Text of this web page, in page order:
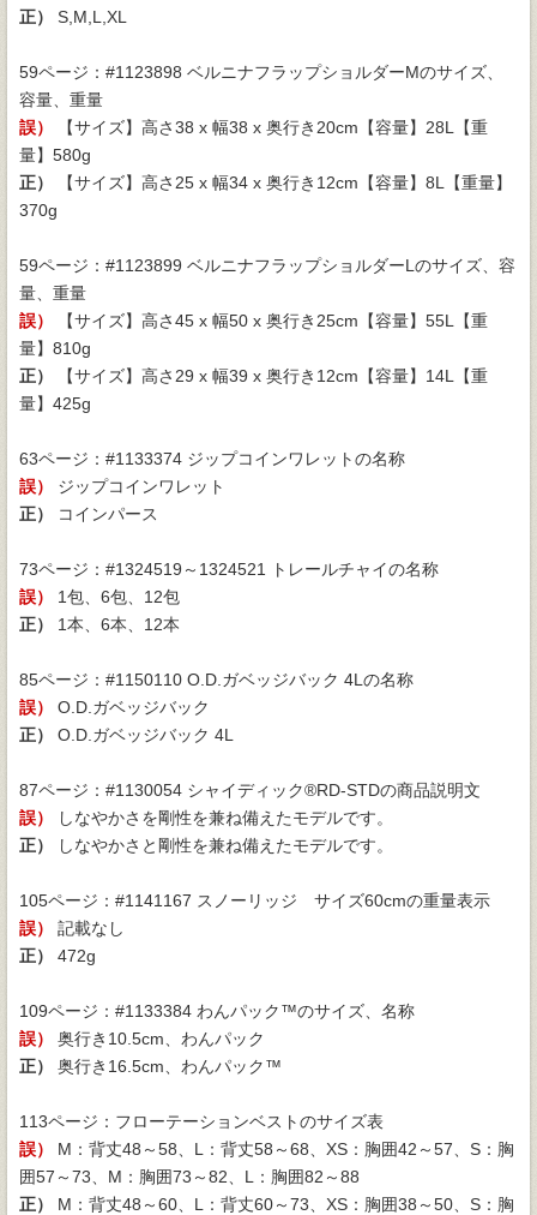
正）
S,M,L,XL
59ページ：#1123898 ベルニナフラップショルダーMのサイズ、
容量、重量
誤）
【サイズ】高さ38 x 幅38 x 奥行き20cm【容量】28L【重
量】580g
正）
【サイズ】高さ25 x 幅34 x 奥行き12cm【容量】8L【重量】
370g
59ページ：#1123899 ベルニナフラップショルダーLのサイズ、容
量、重量
誤）
【サイズ】高さ45 x 幅50 x 奥行き25cm【容量】55L【重
量】810g
正）
【サイズ】高さ29 x 幅39 x 奥行き12cm【容量】14L【重
量】425g
63ページ：#1133374 ジップコインワレットの名称
誤）
ジップコインワレット
正）
コインパース
73ページ：#1324519～1324521 トレールチャイの名称
誤）
1包、6包、12包
正）
1本、6本、12本
85ページ：#1150110 O.D.ガベッジバック 4Lの名称
誤）
O.D.ガベッジバック
正）
O.D.ガベッジバック 4L
87ページ：#1130054 シャイディック®RD-STDの商品説明文
誤）
しなやかさを剛性を兼ね備えたモデルです。
正）
しなやかさと剛性を兼ね備えたモデルです。
105ページ：#1141167 スノーリッジ サイズ60cmの重量表示
誤）
記載なし
正）
472g
109ページ：#1133384 わんパック™のサイズ、名称
誤）
奥行き10.5cm、わんパック
正）
奥行き16.5cm、わんパック™
113ページ：フローテーションベストのサイズ表
誤）
M：背丈48～58、L：背丈58～68、XS：胸囲42～57、S：胸
囲57～73、M：胸囲73～82、L：胸囲82～88
正）
M：背丈48～60、L：背丈60～73、XS：胸囲38～50、S：胸